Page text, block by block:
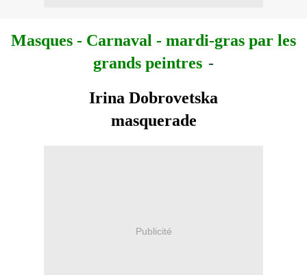
Masques - Carnaval - mardi-gras par les
grands peintres -
Irina Dobrovetska
masquerade
Publicité